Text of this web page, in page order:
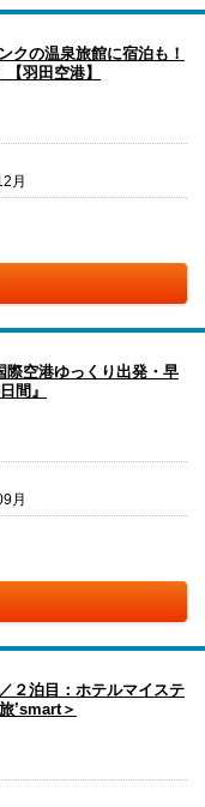
クの温泉旅館に宿泊も！
羽田空港】
月
際空港ゆっくり出発・早
間』
月
２泊目：ホテルマイステ
’smart＞